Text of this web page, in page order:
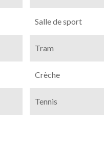
Salle de sport
Tram
Crèche
Tennis